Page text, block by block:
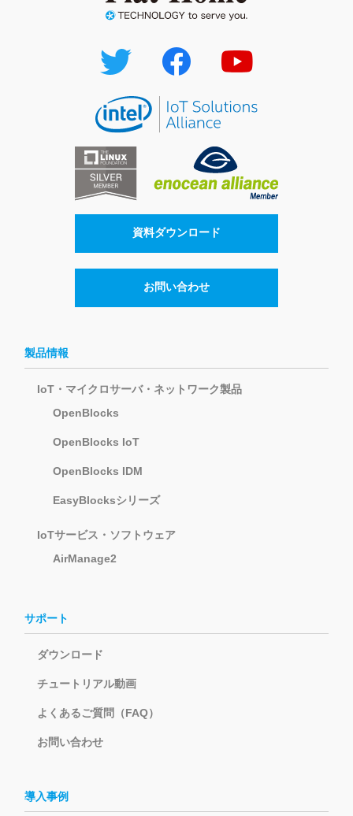
資料ダウンロード
お問い合わせ
製品情報
IoT・マイクロサーバ・ネットワーク製品
OpenBlocks
OpenBlocks IoT
OpenBlocks IDM
EasyBlocksシリーズ
IoTサービス・ソフトウェア
AirManage2
サポート
ダウンロード
チュートリアル動画
よくあるご質問（FAQ）
お問い合わせ
導入事例